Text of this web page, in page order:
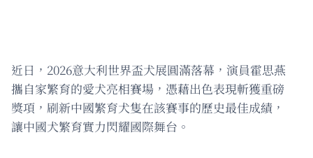
近日，2026意大利世界盃犬展圓滿落幕，演員霍思燕
攜自家繁育的愛犬亮相賽場，憑藉出色表現斬獲重磅
獎項，刷新中國繁育犬隻在該賽事的歷史最佳成績，
讓中國犬繁育實力閃耀國際舞台。